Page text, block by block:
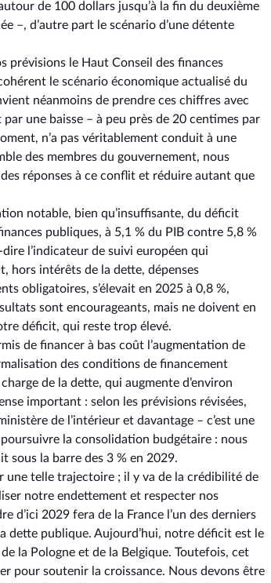
de 100 dollars jusqu’à la fin du deuxième
–, d’autre part le scénario d’une détente
prévisions le Haut Conseil des finances
le scénario économique actualisé du
néanmoins de prendre ces chiffres avec
une baisse –⁠ à peu près de 20 centimes par
n’a pas véritablement conduit à une
des membres du gouvernement, nous
réponses à ce conflit et réduire autant que
notable, bien qu’insuffisante, du déficit
publiques, à 5,1 % du PIB contre 5,8 %
l’indicateur de suivi européen qui
hors intérêts de la dette, dépenses
obligatoires, s’élevait en 2025 à 0,8 %,
sont encourageants, mais ne doivent en
déficit, qui reste trop élevé.
de financer à bas coût l’augmentation de
des conditions de financement
de la dette, qui augmente d’environ
important : selon les prévisions révisées,
de l’intérieur et davantage –⁠ c’est une
la consolidation budgétaire : nous
sous la barre des 3 % en 2029.
une telle trajectoire ; il y va de la crédibilité de
notre endettement et respecter nos
d’ici 2029 fera de la France l’un des derniers
dette publique. Aujourd’hui, notre déficit est le
la Pologne et de la Belgique. Toutefois, cet
pour soutenir la croissance. Nous devons être